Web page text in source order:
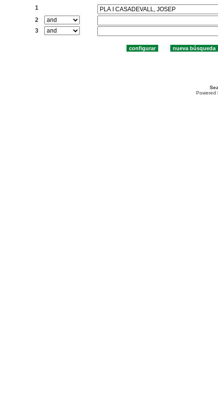
1
2
3